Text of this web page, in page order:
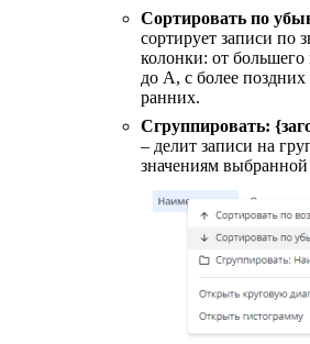
Сортировать по
сортирует записи по
колонки: от
до А, с более поздних
ранних.
Сгруппировать:
– делит записи на
значениям